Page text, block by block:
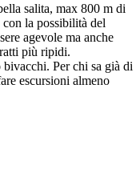
salita, max 800 m di
la possibilità del
agevole ma anche
più ripidi.
Per chi sa già di
escursioni almeno